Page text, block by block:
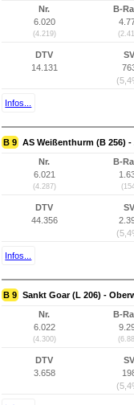
Nr.
6.020
(4.219)
B-
DTV
14.131
SV
Infos...
B 9 AS Weißenthurm (B 256)
Nr.
6.021
(4.287)
B-
DTV
44.356
SV
Infos...
B 9 Sankt Goar (L 206) -
Nr.
6.022
(4.300)
B-
DTV
3.658
SV